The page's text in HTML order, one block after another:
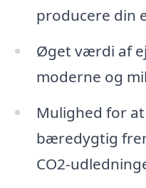
producere din
Øget værdi af
moderne og
Mulighed for
bæredygtig
CO2-